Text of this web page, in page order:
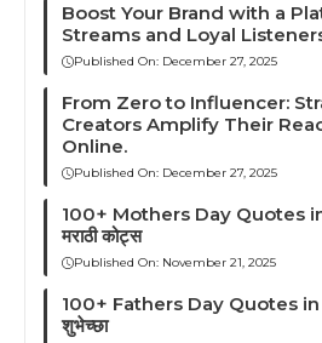
Boost Your Brand with a
Streams and Loyal
Published On: December 27, 2025
From Zero to Influencer:
Creators Amplify Their
Online.
Published On: December 27, 2025
100+ Mothers Day Quotes
मराठी कोट्स
Published On: November 21, 2025
100+ Fathers Day Quotes in
शुभेच्छा